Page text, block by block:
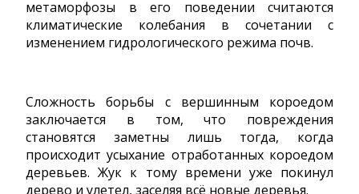
метаморфозы в его поведении считаются
климатические колебания в сочетании с
изменением гидрологического режима почв.
Сложность борьбы с вершинным короедом
заключается в том, что повреждения
становятся заметны лишь тогда, когда
происходит усыхание отработанных короедом
деревьев. Жук к тому времени уже покинул
дерево и улетел, заселяя всё новые деревья.